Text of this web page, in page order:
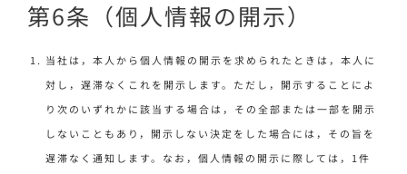
第6条（個人情報の開示）
当社は，本人から個人情報の開示を求められたときは，本人に
対し，遅滞なくこれを開示します。ただし，開示することによ
り次のいずれかに該当する場合は，その全部または一部を開示
しないこともあり，開示しない決定をした場合には，その旨を
遅滞なく通知します。なお，個人情報の開示に際しては，1件